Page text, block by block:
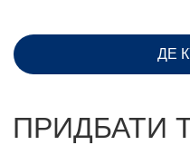
ДЕ
ПРИДБАТИ